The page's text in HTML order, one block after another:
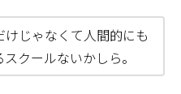
けじゃなくて人間的にも
クールないかしら。